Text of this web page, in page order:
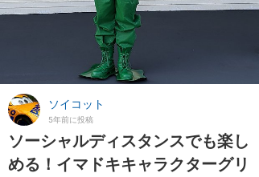
ソイコット
5年前に投稿
ソーシャルディスタンスでも楽し
める！イマドキキャラクターグリ